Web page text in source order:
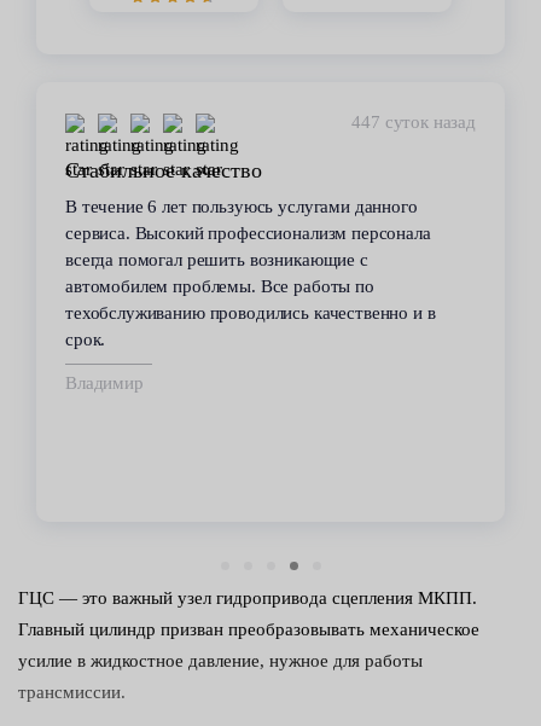
447 суток назад
Стабильное качество
В течение 6 лет пользуюсь услугами данного
сервиса. Высокий профессионализм персонала
всегда помогал решить возникающие с
автомобилем проблемы. Все работы по
техобслуживанию проводились качественно и в
срок.
Владимир
ГЦС — это важный узел гидропривода сцепления МКПП.
Главный цилиндр призван преобразовывать механическое
усилие в жидкостное давление, нужное для работы
трансмиссии.